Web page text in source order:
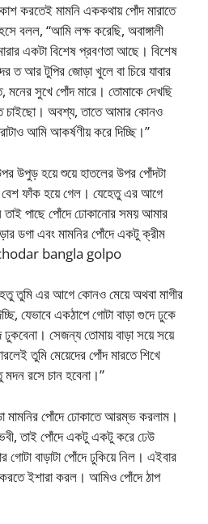
করতেই মামনি এককথায় পোঁদ মারাতে
বলল, “আমি লক্ষ করেছি, অবাঙ্গালী
একটা বিশেষ প্রবণতা আছে। বিশেষ
ত আর টুপির জোড়া খুলে বা চিরে যাবার
মনের সুখে পোঁদ মারে। তোমাকে দেখছি
চাইছো। অবশ্য, তাতে আমার কোনও
আমি আকর্ষণীয় করে দিচ্ছি।”
উপুড় হয়ে শুয়ে হাতলের উপর পোঁদটা
বেশ ফাঁক হয়ে গেল। যেহেতু এর আগে
তাই পাছে পোঁদে ঢোকানোর সময় আমার
ডগা এবং মামনির পোঁদে একটু ক্রীম
chodar bangla golpo
তুমি এর আগে কোনও মেয়ে অথবা মাগীর
যেভাবে একঠাপে গোটা বাড়া গুদে ঢুকে
সেজন্য তোমায় বাড়া সয়ে সয়ে
তুমি মেয়েদের পোঁদ মারতে শিখে
রসে চান হবেনা।”
পোঁদে ঢোকাতে আরম্ভ করলাম।
তাই পোঁদে একটু একটু করে ঢেউ
গোটা বাড়াটা পোঁদে ঢুকিয়ে নিল। এইবার
ইশারা করল। আমিও পোঁদে ঠাপ